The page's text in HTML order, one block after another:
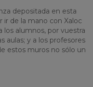
depositada en esta
ir de la mano con Xaloc
los alumnos, por vuestra
aulas; y a los profesores
estos muros no sólo un